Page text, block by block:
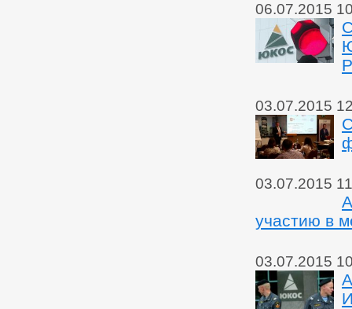
06.07.2015
03.07.2015
03.07.2015
участию в
03.07.2015